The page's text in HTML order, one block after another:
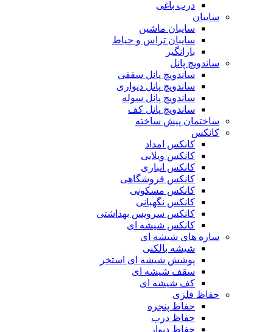
درب باغی
سایبان
سایبان ماشین
سایبان تراس و حیاط
بارانگیر
ساندویچ پانل
ساندویچ پانل سقفی
ساندویچ پانل دیواری
ساندویچ پانل سوله
ساندویچ پانل کف
ساختمان پیش ساخته
کانکس
کانکس امداد
کانکس ویلایی
کانکس انباری
کانکس فروشگاهی
کانکس مسکونی
کانکس نگهبانی
کانکس سرویس بهداشتی
کانکس شیشه ای
سازه های شیشه ای
شیشه بالکنی
پوشش شیشه ای استخر
سقف شیشه ای
کف شیشه ای
حفاظ فلزی
حفاظ پنجره
حفاظ درب
حفاظ دیوار